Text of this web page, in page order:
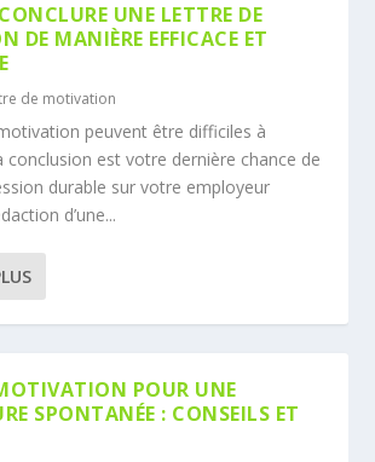
UNE LETTRE DE
DE MANIÈRE EFFICACE ET
de motivation
peuvent être difficiles à
conclusion est votre dernière chance de
durable sur votre employeur
d’une...
POUR UNE
SPONTANÉE : CONSEILS ET